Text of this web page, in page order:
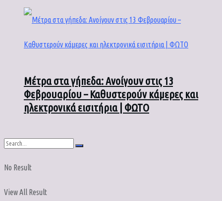
Μέτρα στα γήπεδα: Ανοίγουν στις 13
Φεβρουαρίου – Καθυστερούν κάμερες και
ηλεκτρονικά εισιτήρια | ΦΩΤΟ
No Result
View All Result